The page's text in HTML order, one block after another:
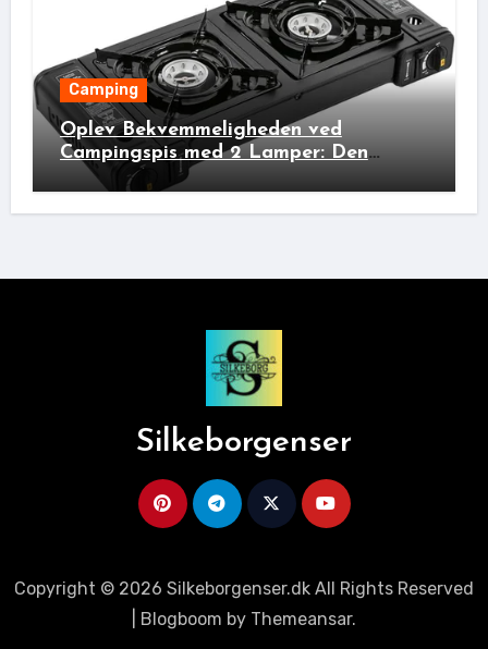
Camping
Oplev Bekvemmeligheden ved
Campingspis med 2 Lamper: Den
Ideelle Bivakpartner!
Silkeborgenser
Copyright © 2026 Silkeborgenser.dk All Rights Reserved
Blogboom by Themeansar.